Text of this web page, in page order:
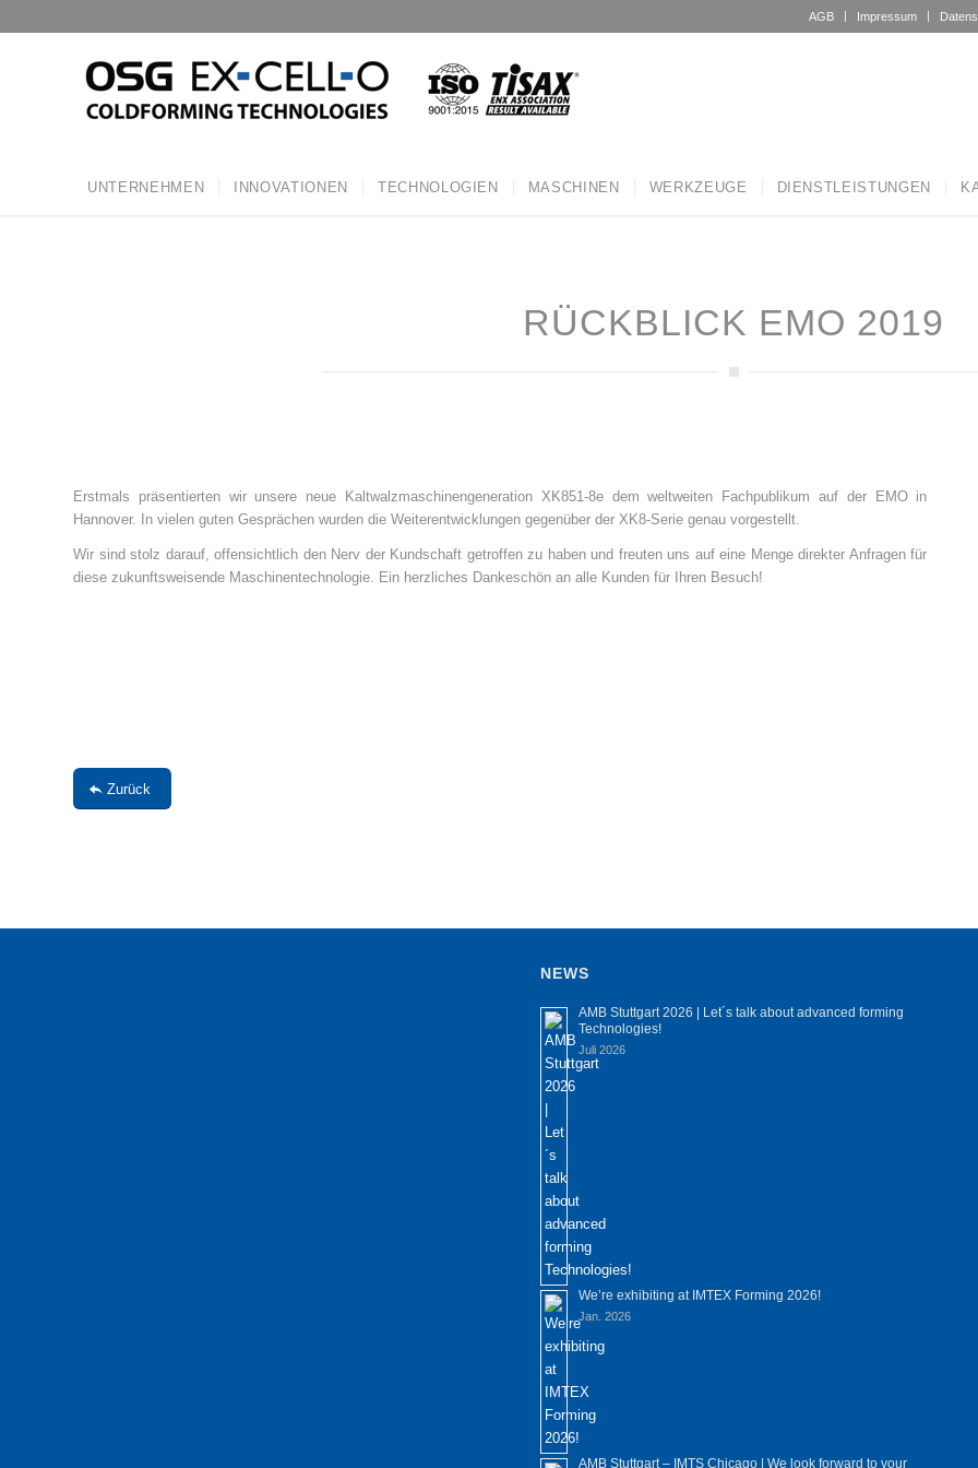
AGB Impressum
UNTERNEHMEN INNOVATIONEN TECHNOLOGIEN MASCHINEN WERKZEUGE DIENSTLEISTUNGEN
RÜCKBLICK EMO 2019
Erstmals präsentierten wir unsere neue Kaltwalzmaschinengeneration XK851-8e dem weltweiten Fachpublikum auf der EMO in
Hannover. In vielen guten Gesprächen wurden die Weiterentwicklungen gegenüber der XK8-Serie genau vorgestellt.
Wir sind stolz darauf, offensichtlich den Nerv der Kundschaft getroffen zu haben und freuten uns auf eine Menge direkter Anfragen für
diese zukunftsweisende Maschinentechnologie. Ein herzliches Dankeschön an alle Kunden für Ihren Besuch!
Zurück
NEWS
AMB Stuttgart 2026 | Let´s talk about advanced forming
Technologies!
Juli 2026
We’re exhibiting at IMTEX Forming 2026!
Jan. 2026
AMB Stuttgart – IMTS Chicago | We look forward to your